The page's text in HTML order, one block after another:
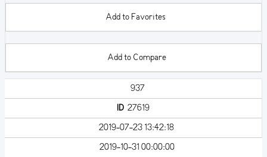
Add to Favorites
Add to Compare
937
ID 27619
2019-07-23 13:42:18
2019-10-31 00:00:00